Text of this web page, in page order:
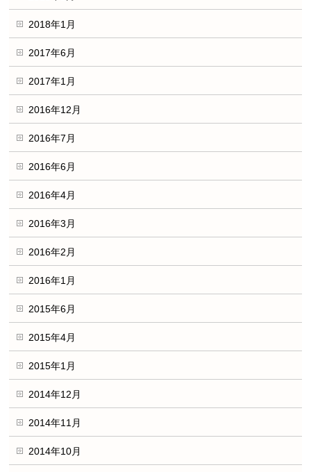
2018年1月
2017年6月
2017年1月
2016年12月
2016年7月
2016年6月
2016年4月
2016年3月
2016年2月
2016年1月
2015年6月
2015年4月
2015年1月
2014年12月
2014年11月
2014年10月